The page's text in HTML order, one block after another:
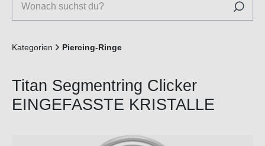
Kategorien Piercing-Ringe
Titan Segmentring Clicker
EINGEFASSTE KRISTALLE